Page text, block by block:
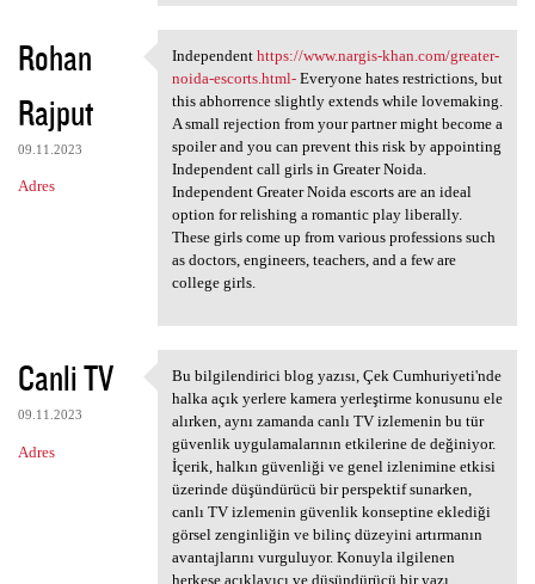
Rohan
Rajput
09.11.2023
Adres
Independent https://www
Independent https://www.nargis-khan.com/greater-
noida-escorts.html-Everyone hates restrictions, but
this abhorrence slightly extends while lovemaking.
A small rejection from your partner might become a
spoiler and you can prevent this risk by appointing
Independent call girls in Greater Noida.
Independent Greater Noida escorts are an ideal
option for relishing a romantic play liberally.
These girls come up from various professions such
as doctors, engineers, teachers, and a few are
college girls.
Canli TV
09.11.2023
Adres
Bu bilgilendirici blog yazısı
Bu bilgilendirici blog yazısı, Çek Cumhuriyeti'nde
halka açık yerlere kamera yerleştirme konusunu ele
alırken, aynı zamanda canlı TV izlemenin bu tür
güvenlik uygulamalarının etkilerine de değiniyor.
İçerik, halkın güvenliği ve genel izlenimine etkisi
üzerinde düşündürücü bir perspektif sunarken,
canlı TV izlemenin güvenlik konseptine eklediği
görsel zenginliğin ve bilinç düzeyini artırmanın
avantajlarını vurguluyor. Konuyla ilgilenen
herkese açıklayıcı ve düşündürücü bir yazı.